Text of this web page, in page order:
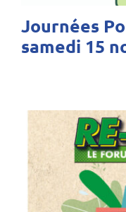
Journées
samedi 15